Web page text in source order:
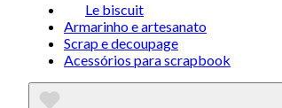
Le biscuit
Armarinho e artesanato
Scrap e decoupage
Acessórios para scrapbook